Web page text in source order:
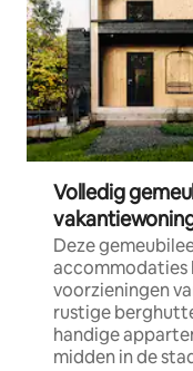
Volledig
Deze
accommodaties
voorzieningen
rustige
handige
midden in de